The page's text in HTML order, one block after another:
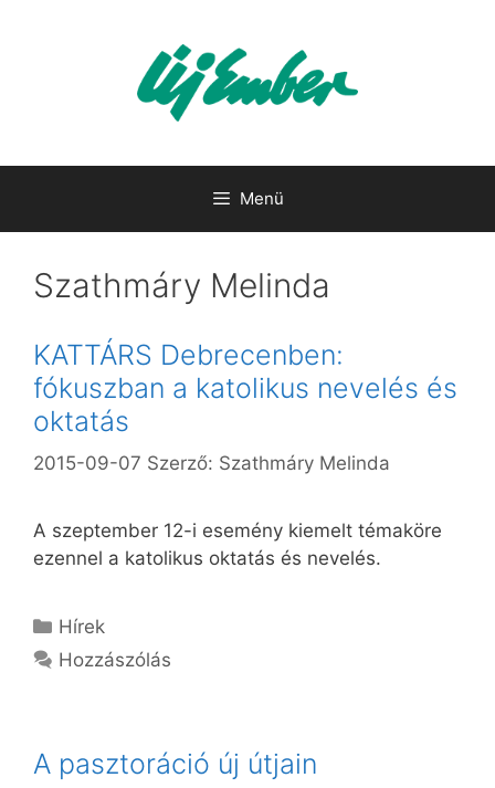
Menü
Szathmáry Melinda
KATTÁRS Debrecenben:
fókuszban a katolikus nevelés és
oktatás
2015-09-07 Szerző: Szathmáry Melinda
A szeptember 12-i esemény kiemelt témaköre
ezennel a katolikus oktatás és nevelés.
Kategória
Hírek
Hozzászólás
A pasztoráció új útjain